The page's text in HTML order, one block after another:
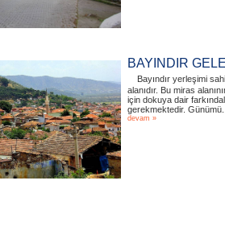
BAYINDIR
Bayındır yerleşimi
alanıdır. Bu miras
için dokuya dair
gerekmektedir. Günümü...
devam »